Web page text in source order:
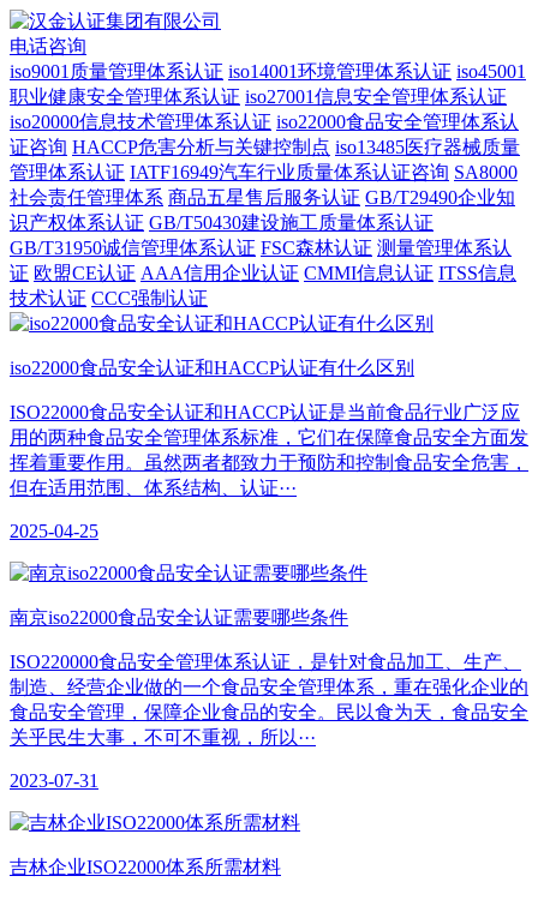
电话咨询
iso9001质量管理体系认证 iso14001环境管理体系认证 iso45001
职业健康安全管理体系认证 iso27001信息安全管理体系认证
iso20000信息技术管理体系认证 iso22000食品安全管理体系认
证咨询 HACCP危害分析与关键控制点 iso13485医疗器械质量
管理体系认证 IATF16949汽车行业质量体系认证咨询 SA8000
社会责任管理体系 商品五星售后服务认证 GB/T29490企业知
识产权体系认证 GB/T50430建设施工质量体系认证
GB/T31950诚信管理体系认证 FSC森林认证 测量管理体系认
证 欧盟CE认证 AAA信用企业认证 CMMI信息认证 ITSS信息
技术认证 CCC强制认证
iso22000食品安全认证和HACCP认证有什么区别
ISO22000食品安全认证和HACCP认证是当前食品行业广泛应
用的两种食品安全管理体系标准，它们在保障食品安全方面发
挥着重要作用。虽然两者都致力于预防和控制食品安全危害，
但在适用范围、体系结构、认证···
2025-04-25
南京iso22000食品安全认证需要哪些条件
ISO220000食品安全管理体系认证，是针对食品加工、生产、
制造、经营企业做的一个食品安全管理体系，重在强化企业的
食品安全管理，保障企业食品的安全。民以食为天，食品安全
关乎民生大事，不可不重视，所以···
2023-07-31
吉林企业ISO22000体系所需材料